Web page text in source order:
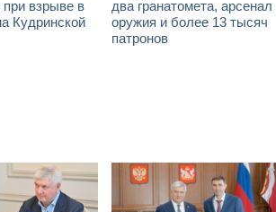
при взрыве в
Кудринской
два гранатомета, арсенал
оружия и более 13 тысяч
патронов